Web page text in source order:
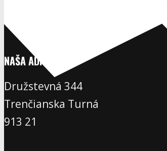
NAŠA ADRESA
Družstevná 344
Trenčianska Turná
913 21